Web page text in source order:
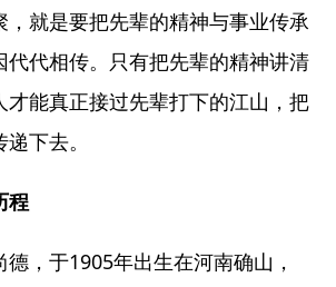
，就是要把先辈的精神与事业传承
代代相传。只有把先辈的精神讲清
才能真正接过先辈打下的江山，把
下去。
程
，于1905年出生在河南确山，